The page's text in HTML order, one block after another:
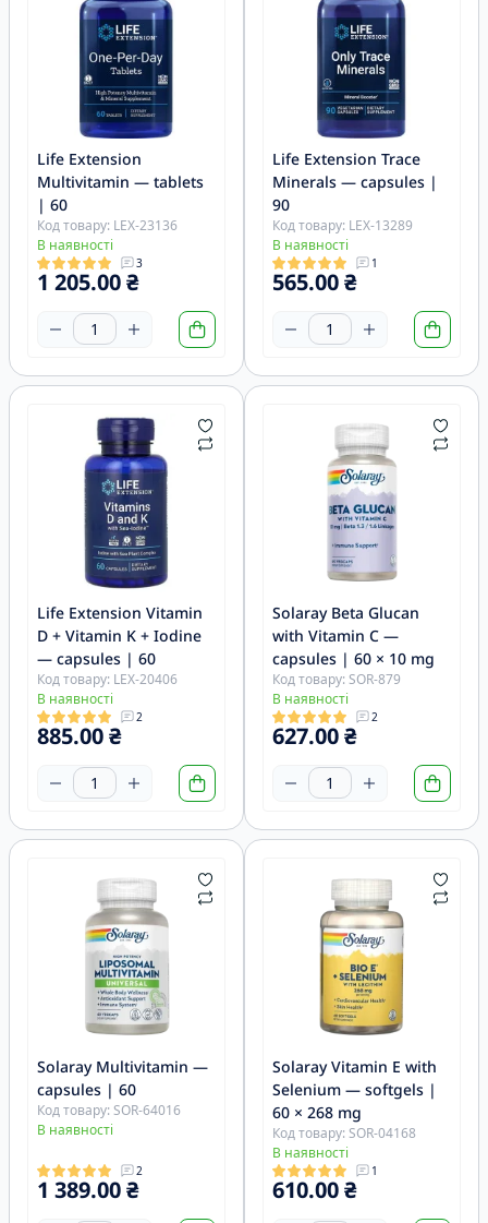
Life Extension
Multivitamin — tablets
| 60
Код товару: LEX-23136
В наявності
3
1 205.00 ₴
Life Extension Trace
Minerals — capsules |
90
Код товару: LEX-13289
В наявності
1
565.00 ₴
Life Extension Vitamin
D + Vitamin K + Iodine
— capsules | 60
Код товару: LEX-20406
В наявності
2
885.00 ₴
Solaray Beta Glucan
with Vitamin C —
capsules | 60 × 10 mg
Код товару: SOR-879
В наявності
2
627.00 ₴
Solaray Multivitamin —
capsules | 60
Код товару: SOR-64016
В наявності
2
1 389.00 ₴
Solaray Vitamin E with
Selenium — softgels |
60 × 268 mg
Код товару: SOR-04168
В наявності
1
610.00 ₴